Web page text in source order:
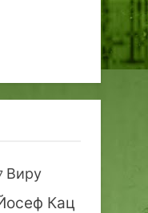
Виру
Кац